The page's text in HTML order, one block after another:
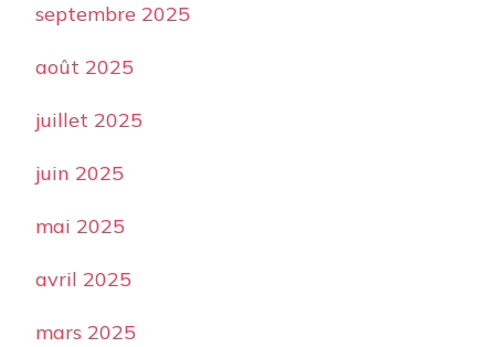
septembre 2025
août 2025
juillet 2025
juin 2025
mai 2025
avril 2025
mars 2025